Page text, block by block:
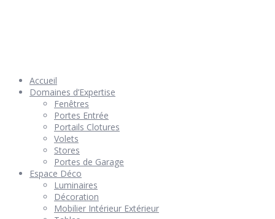
Accueil
Domaines d’Expertise
Fenêtres
Portes Entrée
Portails Clotures
Volets
Stores
Portes de Garage
Espace Déco
Luminaires
Décoration
Mobilier Intérieur Extérieur